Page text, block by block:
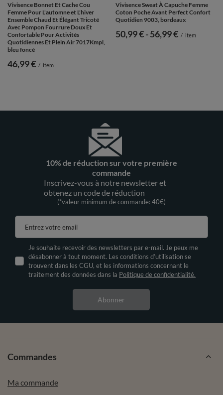
Vivisence Bonnet Et Cache Cou
Femme Pour L'automne et L'hiver
Ensemble Chaud Et Élégant Tricoté
Avec Pompon Fourrure Doux Et
Confortable Pour Activités
Quotidiennes Et Plein Air 7017Kmpl,
bleu foncé
46,99 € / item
Vivisence Sweat À Capuche Femme
Coton Poche Avant Perfect Confort
Quotidien 9003, bordeaux
de
50,99 €-vers le bas
56,99 € / item
10% de réduction sur votre première
commande
Inscrivez-vous à notre newsletter et
obtenez un code de réduction
(*valeur minimum de commande: 40€)
Entrez votre email
Je souhaite recevoir des newsletters par e-mail. Je peux me
désabonner à tout moment. Les conditions d’utilisation se
trouvent dans les CGU, et les informations concernant le
traitement des données dans la Politique de confidentialité.
Abonner
Commandes
Ma commande